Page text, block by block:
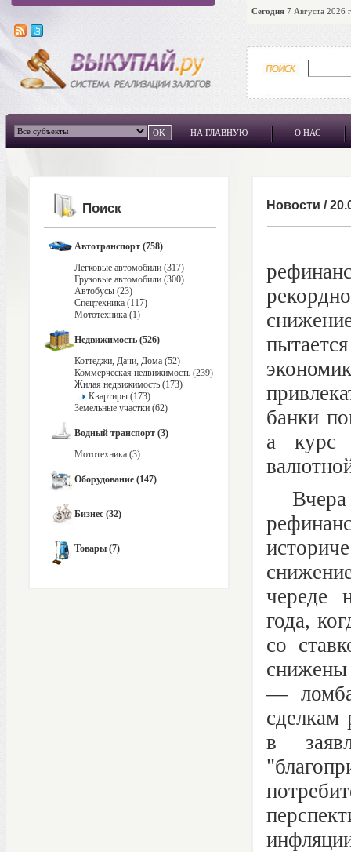
Сегодня 7 Августа 2026
НА ГЛАВНУЮ О НАС
Поиск
Автотранспорт (758)
Легковые автомобили (317)
Грузовые автомобили (300)
Автобусы (23)
Спецтехника (117)
Мототехника (1)
Недвижимость (526)
Коттеджи, Дачи, Дома (52)
Коммерческая недвижимость (239)
Жилая недвижимость (173)
Квартиры (173)
Земельные участки (62)
Водный транспорт (3)
Мототехника (3)
Оборудование (147)
Бизнес (32)
Товары (7)
Новости /
банки
а курс
Вчера
череде
года,
со
—
сделкам
в